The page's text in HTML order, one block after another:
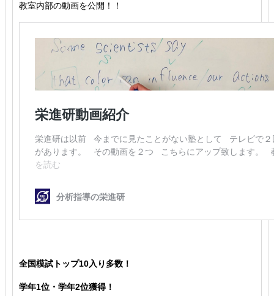
教室内部の動画を公開！！
全国模試トップ10入り多数！
学年1位・学年2位獲得！